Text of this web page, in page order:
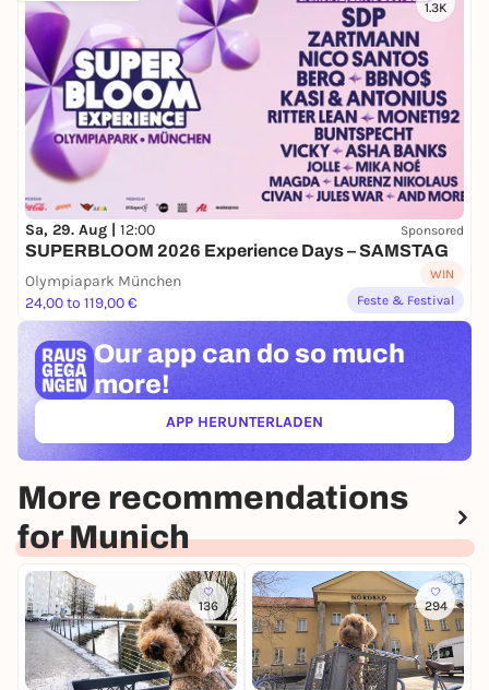
1.3K
Sa, 29. Aug | 12:00 Sponsored
SUPERBLOOM 2026 Experience Days – SAMSTAG
Olympiapark München
24,00 to 119,00 €
WIN
Feste & Festival
Our app can do so much
more!
APP HERUNTERLADEN(ÖFFNET IN NEUEM TAB)
More recommendations
for Munich
136 294